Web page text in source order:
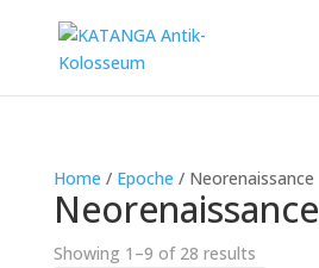
Home / Epoche / Neorenaissance
Neorenaissance
Showing 1–9 of 28 results